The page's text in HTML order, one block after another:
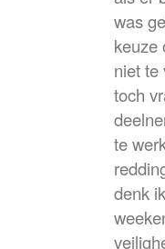
was
keuze
niet te
toch
te
denk